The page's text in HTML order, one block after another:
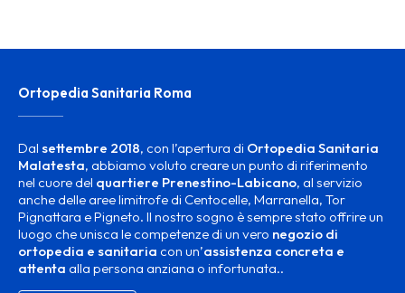
Ortopedia Sanitaria Roma
Dal settembre 2018, con l’apertura di Ortopedia Sanitaria
Malatesta, abbiamo voluto creare un punto di riferimento
nel cuore del quartiere Prenestino-Labicano, al servizio
anche delle aree limitrofe di Centocelle, Marranella, Tor
Pignattara e Pigneto. Il nostro sogno è sempre stato offrire un
luogo che unisca le competenze di un vero negozio di
ortopedia e sanitaria con un’assistenza concreta e
attenta alla persona anziana o infortunata..